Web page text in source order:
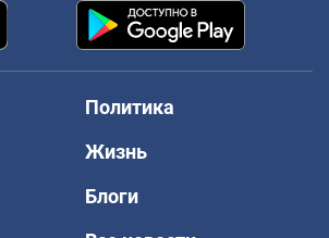
Политика
Жизнь
Блоги